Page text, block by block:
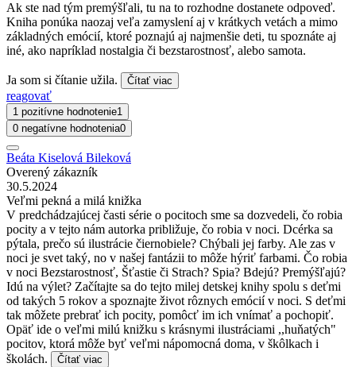
Ak ste nad tým premýšľali, tu na to rozhodne dostanete odpoveď.
Kniha ponúka naozaj veľa zamyslení aj v krátkych vetách a mimo
základných emócií, ktoré poznajú aj najmenšie deti, tu spoznáte aj
iné, ako napríklad nostalgia či bezstarostnosť, alebo samota.
Ja som si čítanie užila. Čítať viac
reagovať
1 pozitívne hodnotenie1
0 negatívne hodnotenia0
Beáta Kiselová Bileková
Overený zákazník
30.5.2024
Veľmi pekná a milá knižka
V predchádzajúcej časti série o pocitoch sme sa dozvedeli, čo robia
pocity a v tejto nám autorka približuje, čo robia v noci. Dcérka sa
pýtala, prečo sú ilustrácie čiernobiele? Chýbali jej farby. Ale zas v
noci je svet taký, no v našej fantázii to môže hýriť farbami. Čo robia
v noci Bezstarostnosť, Šťastie či Strach? Spia? Bdejú? Premýšľajú?
Idú na výlet? Začítajte sa do tejto milej detskej knihy spolu s deťmi
od takých 5 rokov a spoznajte život rôznych emócií v noci. S deťmi
tak môžete prebrať ich pocity, pomôcť im ich vnímať a pochopiť.
Opäť ide o veľmi milú knižku s krásnymi ilustráciami ,,huňatých"
pocitov, ktorá môže byť veľmi nápomocná doma, v škôlkach i
školách.
Čítať viac